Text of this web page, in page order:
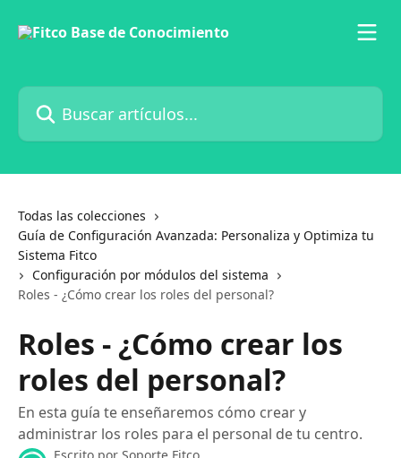
Buscar artículos...
Todas las colecciones
Guía de Configuración Avanzada: Personaliza y Optimiza tu
Sistema Fitco
Configuración por módulos del sistema
Roles - ¿Cómo crear los roles del personal?
Roles - ¿Cómo crear los
roles del personal?
En esta guía te enseñaremos cómo crear y
administrar los roles para el personal de tu centro.